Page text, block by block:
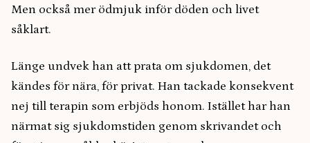
Men också mer ödmjuk inför döden och livet
såklart.
Länge undvek han att prata om sjukdomen, det
kändes för nära, för privat. Han tackade konsekvent
nej till terapin som erbjöds honom. Istället har han
närmat sig sjukdomstiden genom skrivandet och